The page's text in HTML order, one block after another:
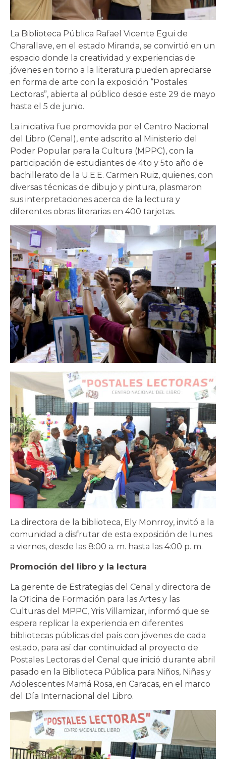
La Biblioteca Pública Rafael Vicente Egui de
Charallave, en el estado Miranda, se convirtió en un
espacio donde la creatividad y experiencias de
jóvenes en torno a la literatura pueden apreciarse
en forma de arte con la exposición “Postales
Lectoras”, abierta al público desde este 29 de mayo
hasta el 5 de junio.
La iniciativa fue promovida por el Centro Nacional
del Libro (Cenal), ente adscrito al Ministerio del
Poder Popular para la Cultura (MPPC), con la
participación de estudiantes de 4to y 5to año de
bachillerato de la U.E.E. Carmen Ruiz, quienes, con
diversas técnicas de dibujo y pintura, plasmaron
sus interpretaciones acerca de la lectura y
diferentes obras literarias en 400 tarjetas.
La directora de la biblioteca, Ely Monrroy, invitó a la
comunidad a disfrutar de esta exposición de lunes
a viernes, desde las 8:00 a. m. hasta las 4:00 p. m.
Promoción del libro y la lectura
La gerente de Estrategias del Cenal y directora de
la Oficina de Formación para las Artes y las
Culturas del MPPC, Yris Villamizar, informó que se
espera replicar la experiencia en diferentes
bibliotecas públicas del país con jóvenes de cada
estado, para así dar continuidad al proyecto de
Postales Lectoras del Cenal que inició durante abril
pasado en la Biblioteca Pública para Niños, Niñas y
Adolescentes Mamá Rosa, en Caracas, en el marco
del Día Internacional del Libro.